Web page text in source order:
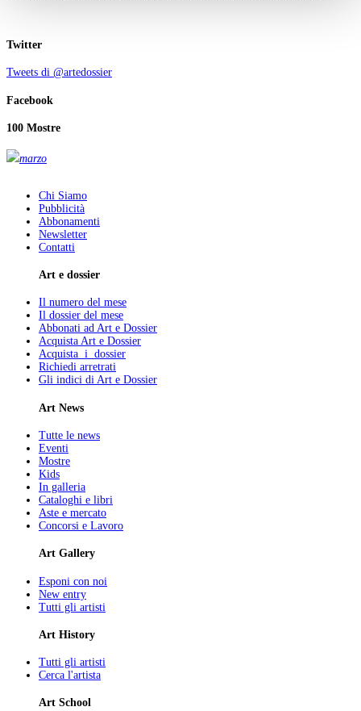
Twitter
Tweets di @artedossier
Facebook
100 Mostre
marzo
Chi Siamo
Pubblicità
Abbonamenti
Newsletter
Contatti
Art e dossier
Il numero del mese
Il dossier del mese
Abbonati ad Art e Dossier
Acquista Art e Dossier
Acquista i dossier
Richiedi arretrati
Gli indici di Art e Dossier
Art News
Tutte le news
Eventi
Mostre
Kids
In galleria
Cataloghi e libri
Aste e mercato
Concorsi e Lavoro
Art Gallery
Esponi con noi
New entry
Tutti gli artisti
Art History
Tutti gli artisti
Cerca l'artista
Art School